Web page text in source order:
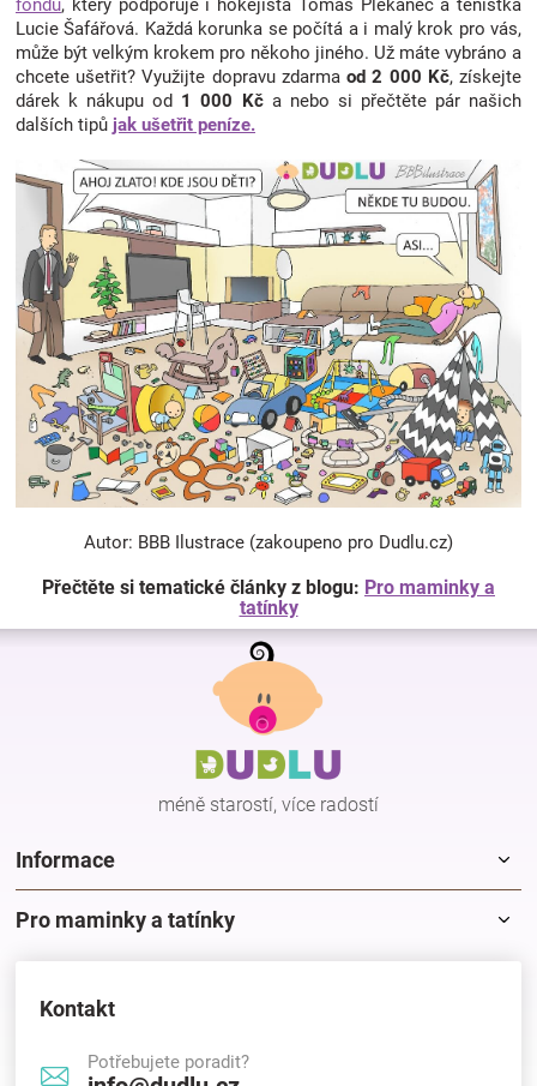
Lucie Šafářová. Každá korunka se počítá a i malý krok pro vás,
může být velkým krokem pro někoho jiného. Už máte vybráno a
chcete ušetřit? Využijte dopravu zdarmaod 2 000 Kč, získejte
dárek k nákupu od 1 000 Kča nebo si přečtěte pár našich
dalších tipů jak ušetřit peníze.
Autor: BBB Ilustrace (zakoupeno pro Dudlu.cz)
Přečtěte si tematické články z blogu: Pro maminky a
tatínky
Z
méně starostí, více radostí
Informace
Pro maminky a tatínky
Kontakt
Potřebujete poradit?